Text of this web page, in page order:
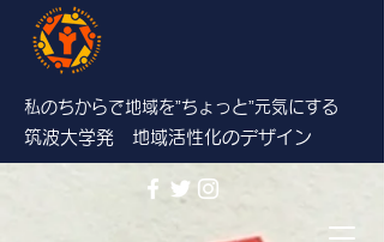
私のちからで地域を”ちょっと”元気にする
筑波大学発 地域活性化のデザイン